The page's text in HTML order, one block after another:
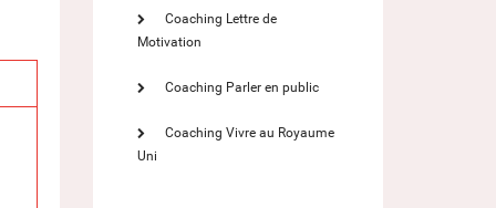
Coaching Lettre de
Motivation
Coaching Parler en public
Coaching Vivre au Royaume
Uni